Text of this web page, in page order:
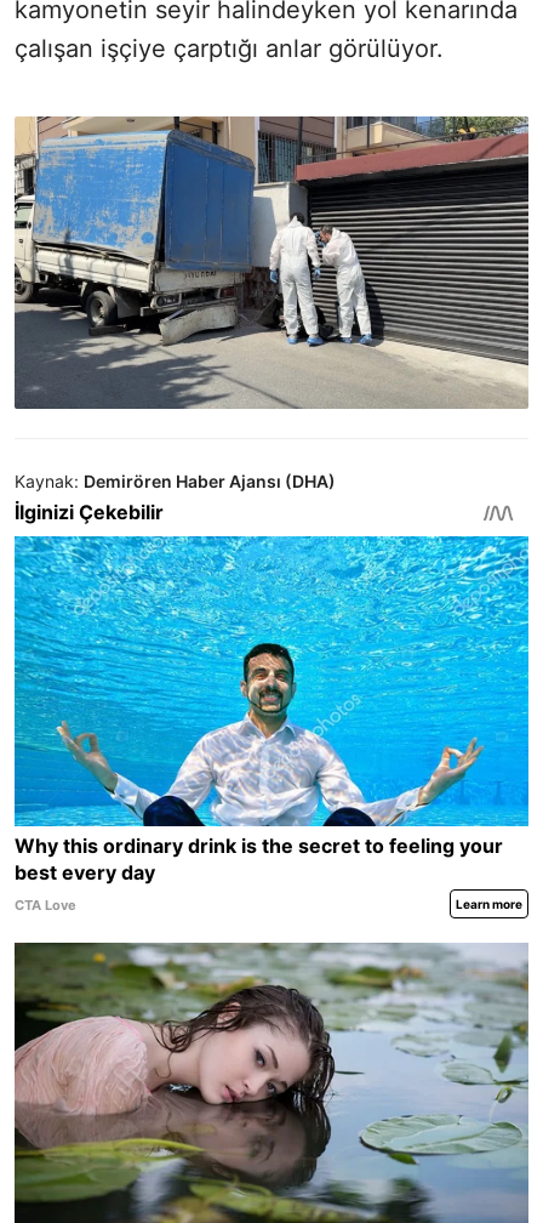
kamyonetin seyir halindeyken yol kenarında
çalışan işçiye çarptığı anlar görülüyor.
Kaynak: Demirören Haber Ajansı (DHA)